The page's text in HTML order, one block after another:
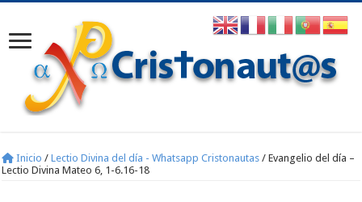
Inicio / Lectio Divina del día - Whatsapp Cristonautas / Evangelio del día –
Lectio Divina Mateo 6, 1-6.16-18